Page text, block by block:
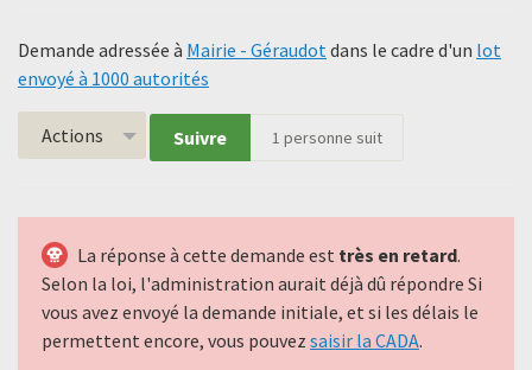
Demande adressée à Mairie - Géraudotdans le cadre d'un lot
envoyé à 1000 autorités
Actions Suivre 1 personne suit
La réponse à cette demande est très en retard.
Selon la loi, l'administration aurait déjà dû répondre Si
vous avez envoyé la demande initiale, et si les délais le
permettent encore, vous pouvez saisir la CADA.